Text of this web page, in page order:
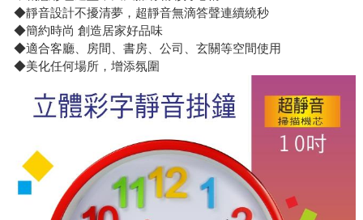
◆靜音設計不擾清夢，超靜音無滴答聲連續繞秒
◆簡約時尚 創造居家好品味
◆適合客廳、房間、書房、公司、玄關等空間使用
◆美化任何場所，增添氛圍